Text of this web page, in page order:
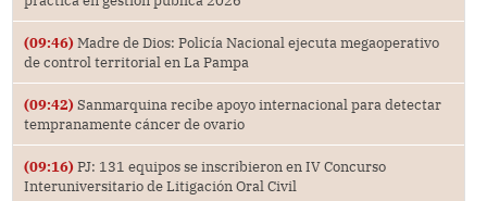
(09:46) Madre de Dios: Policía Nacional ejecuta megaoperativo
de control territorial en La Pampa
(09:42) Sanmarquina recibe apoyo internacional para detectar
tempranamente cáncer de ovario
(09:16) PJ: 131 equipos se inscribieron en IV Concurso
Interuniversitario de Litigación Oral Civil